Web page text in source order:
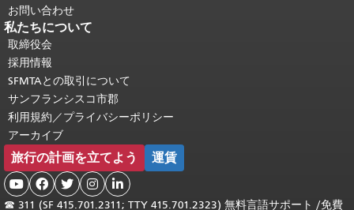
お問い合わせ
私たちについて
取締役会
採用情報
SFMTAとの取引について
サンフランシスコ市郡
利用規約／プライバシーポリシー
アーカイブ
旅行の計画を立てよう 運賃
    
☎ 311 (SF 415.701.2311; TTY 415.701.2323) 無料言語サポート /免費